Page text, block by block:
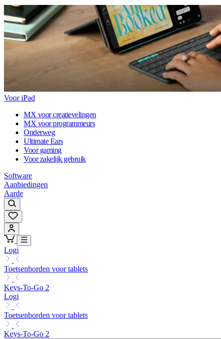
Voor iPad
MX voor creatievelingen
MX voor programmeurs
Onderweg
Ultimate Ears
Voor gaming
Voor zakelijk gebruik
Software
Aanbiedingen
Aarde
Logi
Toetsenborden voor tablets
Keys-To-Go 2
Logi
Toetsenborden voor tablets
Keys-To-Go 2